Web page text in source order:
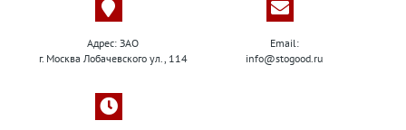
Адрес: ЗАО
г. Москва Лобачевского ул., 114
Email:
info@stogood.ru